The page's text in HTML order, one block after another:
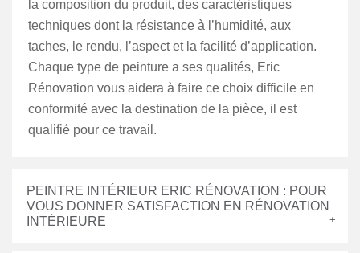
la composition du produit, des caractéristiques
techniques dont la résistance à l’humidité, aux
taches, le rendu, l’aspect et la facilité d’application.
Chaque type de peinture a ses qualités, Eric
Rénovation vous aidera à faire ce choix difficile en
conformité avec la destination de la pièce, il est
qualifié pour ce travail.
PEINTRE INTÉRIEUR ERIC RÉNOVATION : POUR
VOUS DONNER SATISFACTION EN RÉNOVATION
INTÉRIEURE